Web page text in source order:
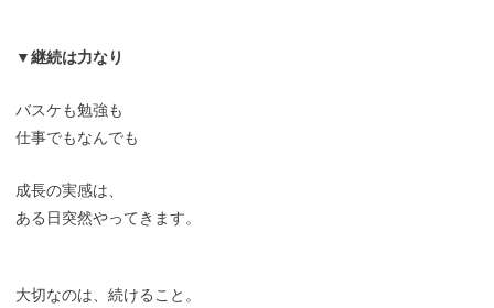
▼継続は力なり
バスケも勉強も
仕事でもなんでも
成長の実感は、
ある日突然やってきます。
大切なのは、続けること。